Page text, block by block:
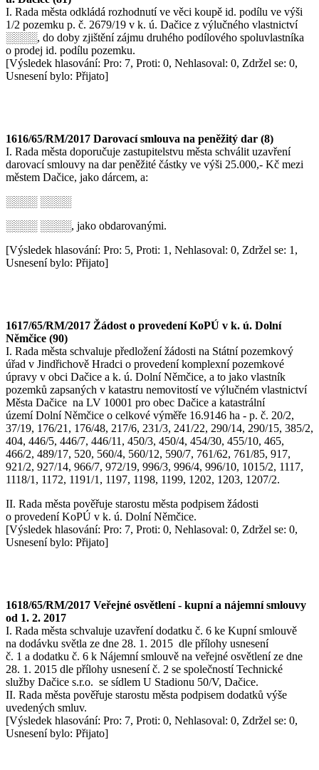
I. Rada města odkládá rozhodnutí ve věci koupě id. podílu ve výši
1/2 pozemku p. č. 2679/19 v k. ú. Dačice z výlučného vlastnictví
░░░░, do doby zjištění zájmu druhého podílového spoluvlastníka
o prodej id. podílu pozemku.
[Výsledek hlasování: Pro: 7, Proti: 0, Nehlasoval: 0, Zdržel se: 0,
Usnesení bylo: Přijato]
1616/65/RM/2017 Darovací smlouva na peněžitý dar (8)
I. Rada města doporučuje zastupitelstvu města schválit uzavření
darovací smlouvy na dar peněžité částky ve výši 25.000,- Kč mezi
městem Dačice, jako dárcem, a:
░░░░ ░░░░
░░░░ ░░░░, jako obdarovanými.
[Výsledek hlasování: Pro: 5, Proti: 1, Nehlasoval: 0, Zdržel se: 1,
Usnesení bylo: Přijato]
1617/65/RM/2017 Žádost o provedení KoPÚ v k. ú. Dolní
Němčice (90)
I. Rada města schvaluje předložení žádosti na Státní pozemkový
úřad v Jindřichově Hradci o provedení komplexní pozemkové
úpravy v obci Dačice a k. ú. Dolní Němčice, a to jako vlastník
pozemků zapsaných v katastru nemovitostí ve výlučném vlastnictví
Města Dačice na LV 10001 pro obec Dačice a katastrální
území Dolní Němčice o celkové výměře 16.9146 ha - p. č. 20/2,
37/19, 176/21, 176/48, 217/6, 231/3, 241/22, 290/14, 290/15, 385/2,
404, 446/5, 446/7, 446/11, 450/3, 450/4, 454/30, 455/10, 465,
466/2, 489/17, 520, 560/4, 560/12, 590/7, 761/62, 761/85, 917,
921/2, 927/14, 966/7, 972/19, 996/3, 996/4, 996/10, 1015/2, 1117,
1118/1, 1172, 1191/1, 1197, 1198, 1199, 1202, 1203, 1207/2.
II. Rada města pověřuje starostu města podpisem žádosti
o provedení KoPÚ v k. ú. Dolní Němčice.
[Výsledek hlasování: Pro: 7, Proti: 0, Nehlasoval: 0, Zdržel se: 0,
Usnesení bylo: Přijato]
1618/65/RM/2017 Veřejné osvětlení - kupní a nájemní smlouvy
od 1. 2. 2017
I. Rada města schvaluje uzavření dodatku č. 6 ke Kupní smlouvě
na dodávku světla ze dne 28. 1. 2015 dle přílohy usnesení
č. 1 a dodatku č. 6 k Nájemní smlouvě na veřejné osvětlení ze dne
28. 1. 2015 dle přílohy usnesení č. 2 se společností Technické
služby Dačice s.r.o. se sídlem U Stadionu 50/V, Dačice.
II. Rada města pověřuje starostu města podpisem dodatků výše
uvedených smluv.
[Výsledek hlasování: Pro: 7, Proti: 0, Nehlasoval: 0, Zdržel se: 0,
Usnesení bylo: Přijato]